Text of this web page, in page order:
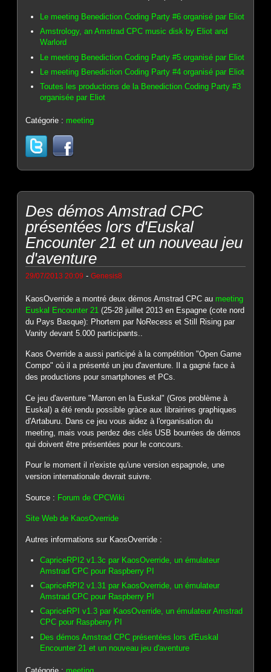
Le meeting Benediction Coding Party #6 organisé par Eliot
Amstrology, an Amstrad CPC music disk by Eliot and
Warlord
Le meeting Benediction Coding Party #5 organisé par Eliot
Le meeting Benediction Coding Party #4 organisé par Eliot
Toutes les productions de la Benediction Coding Party #3
organisée par Eliot
Catégorie : meeting
Des démos Amstrad CPC
présentées lors d'Euskal
Encounter 21 et un nouveau jeu
d'aventure
29/07/2013 20:09 -Genesis8
KaosOverride a montré deux démos Amstrad CPC au meeting
Euskal Encounter 21 (25-28 juillet 2013 en Espagne (cote nord
du Pays Basque): Phortem par NoRecess et Still Rising par
Vanity devant 5.000 participants..
Kaos Override a aussi participé à la compétition "Open Game
Compo" où il a présenté un jeu d'aventure. Il a gagné face à
des productions pour smartphones et PCs.
Ce jeu d'aventure "Marron en la Euskal" (Gros problème à
Euskal) a été rendu possible gràce aux librairires graphiques
d'Artaburu. Dans ce jeu vous aidez à l'organisation du
meeting, mais vous perdez des clés USB bourrées de démos
qui doivent être présentées pour le concours.
Pour le moment il n'existe qu'une version espagnole, une
version internationale devrait suivre.
Source : Forum de CPCWiki
Site Web de KaosOverride
Autres informations sur KaosOverride :
CapriceRPI2 v1.3c par KaosOverride, un émulateur
Amstrad CPC pour Raspberry PI
CapriceRPI2 v1.31 par KaosOverride, un émulateur
Amstrad CPC pour Raspberry PI
CapriceRPI v1.3 par KaosOverride, un émulateur Amstrad
CPC pour Raspberry PI
Des démos Amstrad CPC présentées lors d'Euskal
Encounter 21 et un nouveau jeu d'aventure